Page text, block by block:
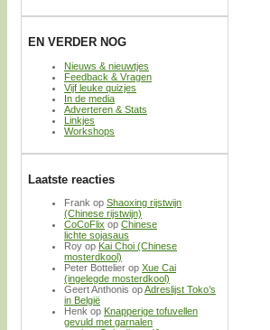
EN VERDER NOG
Nieuws & nieuwtjes
Feedback & Vragen
Vijf leuke quizjes
In de media
Adverteren & Stats
Linkjes
Workshops
Laatste reacties
Frank op Shaoxing rijstwijn
(Chinese rijstwijn)
CoCoFlix op Chinese
lichte sojasaus
Roy op Kai Choi (Chinese
mosterdkool)
Peter Bottelier op Xue Cai
(ingelegde mosterdkool)
Geert Anthonis opAdreslijst Toko’s
in België
Henk op Knapperige tofuvellen
gevuld met garnalen